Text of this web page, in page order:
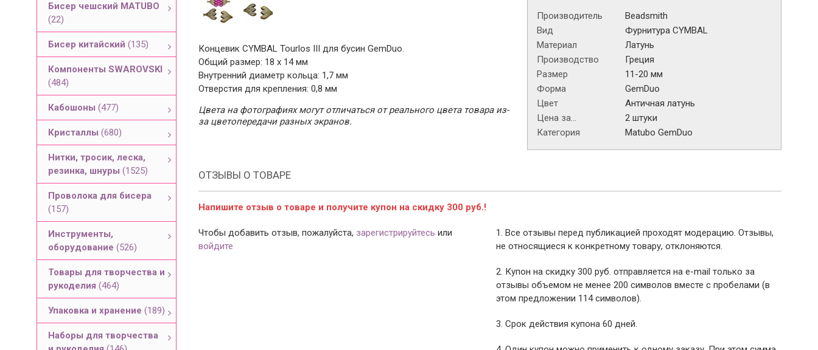
Бисер чешский MATUBO
(22)
Бисер китайский (135)
Компоненты SWAROVSKI
(484)
Кабошоны (477)
Кристаллы (680)
Нитки, тросик, леска,
резинка, шнуры (1525)
Проволока для бисера
(157)
Инструменты,
оборудование (526)
Товары для творчества и
рукоделия (464)
Упаковка и хранение (189)
Наборы для творчества
Концевик CYMBAL Tourlos III для бусин GemDuo.
Общий размер: 18 х 14 мм
Внутренний диаметр кольца: 1,7 мм
Отверстия для крепления: 0,8 мм
Цвета на фотографиях могут отличаться от реального цвета товара из-
за цветопередачи разных экранов.
Производитель
Beadsmith
Вид
Фурнитура CYMBAL
Материал
Латунь
Производство
Греция
Размер
11-20 мм
Форма
GemDuo
Цвет
Античная латунь
Цена за...
2 штуки
Категория
Matubo GemDuo
ОТЗЫВЫ О ТОВАРЕ
Напишите отзыв о товаре и получите купон на скидку 300 руб.!
Чтобы добавить отзыв, пожалуйста, зарегистрируйтесь или
войдите
1. Все отзывы перед публикацией проходят модерацию. Отзывы,
не относящиеся к конкретному товару, отклоняются.
2. Купон на скидку 300 руб. отправляется на e-mail только за
отзывы объемом не менее 200 символов вместе с пробелами (в
этом предложении 114 символов).
3. Срок действия купона 60 дней.